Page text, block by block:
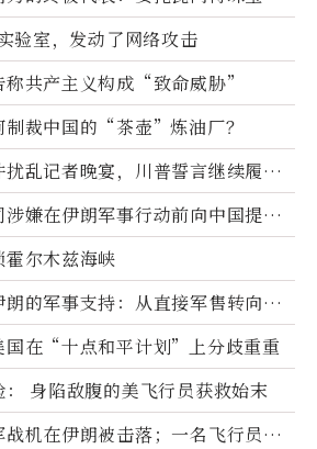
验室，发动了网络攻击
称共产主义构成“致命威胁”
制裁中国的“茶壶”炼油厂？
扰乱记者晚宴，川普誓言继续履行
涉嫌在伊朗军事行动前向中国提供
的卫星图像
霍尔木兹海峡
朗的军事支持：从直接军售转向间
让
国在“十点和平计划”上分歧重重
： 身陷敌腹的美飞行员获救始末
战机在伊朗被击落；一名飞行员失